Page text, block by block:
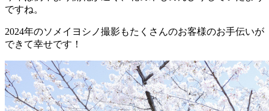
ですね。
2024年のソメイヨシノ撮影もたくさんのお客様のお手伝いが
できて幸せです！